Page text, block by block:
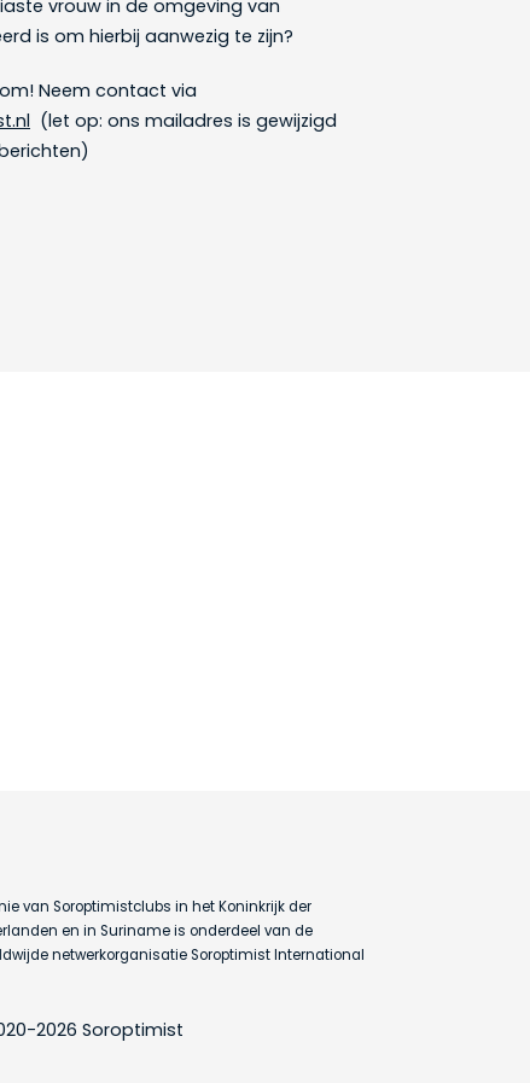
vrouw in de omgeving van
is om hierbij aanwezig te zijn?
Neem contact via
(let op: ons mailadres is gewijzigd
van Soroptimistclubs in het Koninkrijk der
en in Suriname is onderdeel van de
netwerkorganisatie Soroptimist International
2026 Soroptimist